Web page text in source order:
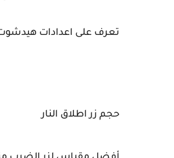
تعرف على اعدادات هيدشوت
حجم زر اطلاق النار